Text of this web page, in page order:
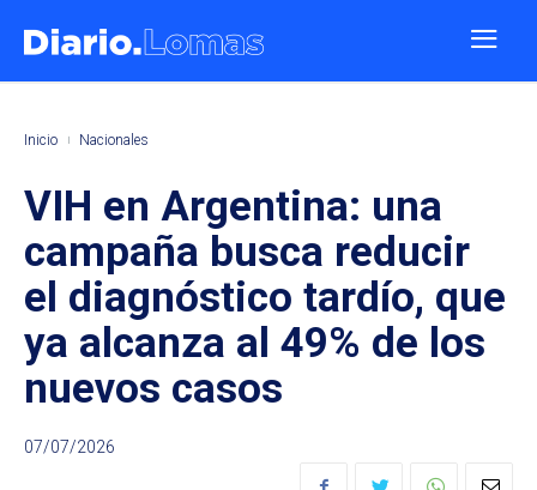
Inicio Nacionales
VIH en Argentina: una
campaña busca reducir
el diagnóstico tardío, que
ya alcanza al 49% de los
nuevos casos
07/07/2026